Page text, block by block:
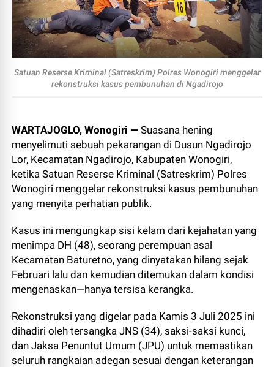
Satuan Reserse Kriminal (Satreskrim) Polres Wonogiri menggelar
rekonstruksi kasus pembunuhan di Ngadirojo
WARTAJOGLO, Wonogiri — Suasana hening
menyelimuti sebuah pekarangan di Dusun Ngadirojo
Lor, Kecamatan Ngadirojo, Kabupaten Wonogiri,
ketika Satuan Reserse Kriminal (Satreskrim) Polres
Wonogiri menggelar rekonstruksi kasus pembunuhan
yang menyita perhatian publik.
Kasus ini mengungkap sisi kelam dari kejahatan yang
menimpa DH (48), seorang perempuan asal
Kecamatan Baturetno, yang dinyatakan hilang sejak
Februari lalu dan kemudian ditemukan dalam kondisi
mengenaskan—hanya tersisa kerangka.
Rekonstruksi yang digelar pada Kamis 3 Juli 2025 ini
dihadiri oleh tersangka JNS (34), saksi-saksi kunci,
dan Jaksa Penuntut Umum (JPU) untuk memastikan
seluruh rangkaian adegan sesuai dengan keterangan